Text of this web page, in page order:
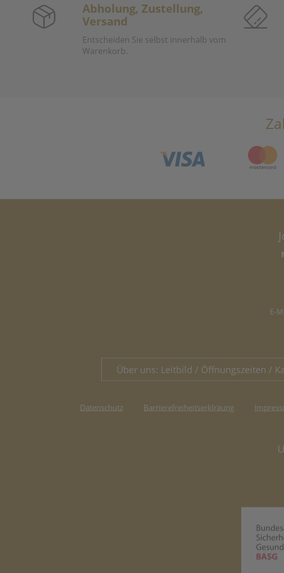
Abholung, Zustellung,
Versand
Entscheiden Sie selbst innerhalb vom
Warenkorb.
E-
Über uns: Leitbild / Öffnungszeiten /
Datenschutz Barrierefreiheitserklräung